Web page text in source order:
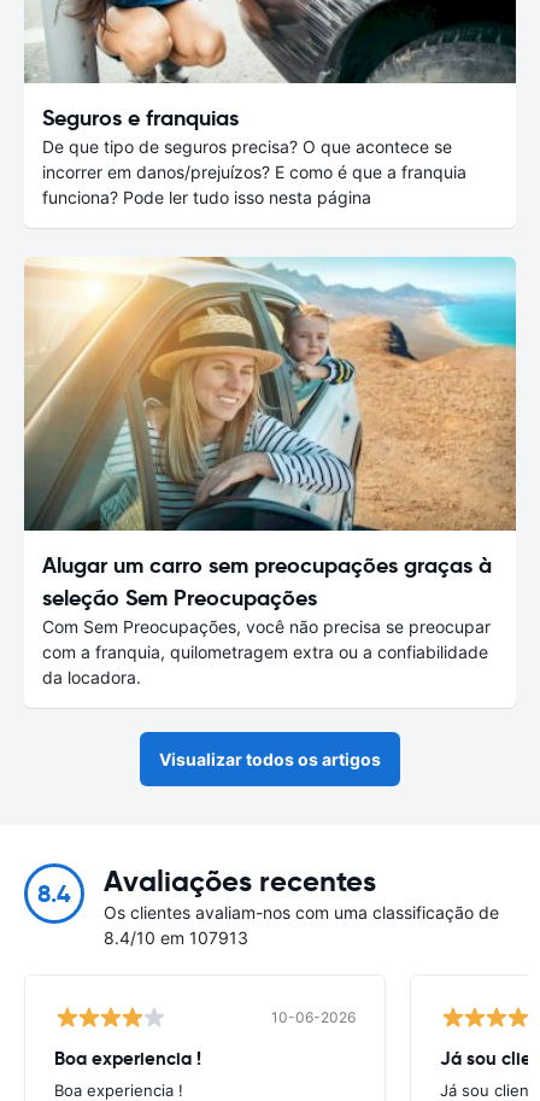
Seguros e franquias
De que tipo de seguros precisa? O que acontece se
incorrer em danos/prejuízos? E como é que a franquia
funciona? Pode ler tudo isso nesta página
Alugar um carro sem preocupações graças à
seleção Sem Preocupações
Com Sem Preocupações, você não precisa se preocupar
com a franquia, quilometragem extra ou a confiabilidade
da locadora.
Visualizar todos os artigos
8.4 Avaliações recentes
Os clientes avaliam-nos com uma classificação de
8.4/10 em 107913
10-06-2026
Boa experiencia !
Boa experiencia !
Já sou
Já sou